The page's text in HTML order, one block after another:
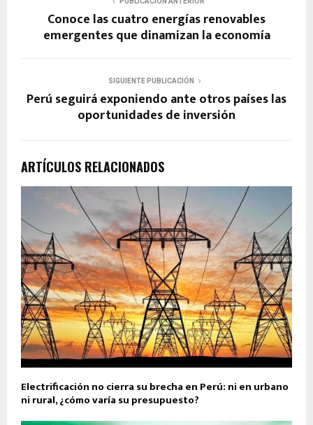
Conoce las cuatro energías renovables
emergentes que dinamizan la economía
SIGUIENTE PUBLICACIÓN
Perú seguirá exponiendo ante otros países las
oportunidades de inversión
ARTÍCULOS RELACIONADOS
Electrificación no cierra su brecha en Perú: ni en urbano
ni rural, ¿cómo varía su presupuesto?